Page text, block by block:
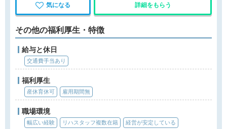
気になる 詳細をもらう
その他の福利厚生・特徴
給与と休日
交通費手当あり
福利厚生
産休育休可 雇用期間無
職場環境
幅広い経験 リハスタッフ複数在籍 経営が安定している